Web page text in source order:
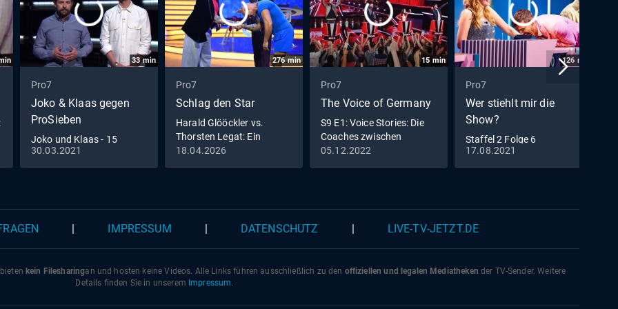
33min
Pro7
Joko & Klaas gegen
ProSieben
Joko und Klaas - 15
Minuten Live | Pflege ist
#NichtSelbstverständlich
30.03.2021
276min
Pro7
Schlag den Star
Harald Glööckler vs.
Thorsten Legat: Ein
pompööses Duell mit
18.04.2026
15 min
Pro7
The Voice of Germany
S9 E1: Voice Stories: Die
Coaches zwischen
Ehrfurcht und Neugier
05.12.2022
126 min
Pro7
Wer stiehlt mir die
Show?
Staffel 2 Folge 6
17.08.2021
IMPRESSUM DATENSCHUTZ LIVE-TV-JETZT.DE
kein Filesharingan und hosten keine Videos. Alle Links führen ausschließlich zu den offiziellen und legalen Mediatheken der TV-Sender. Weitere
Details finden Sie in unserem Impressum.